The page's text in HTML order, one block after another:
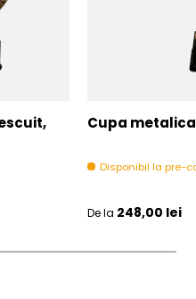
Cupa
Disponibil la pre-
Pret initial
De la 248,00 lei